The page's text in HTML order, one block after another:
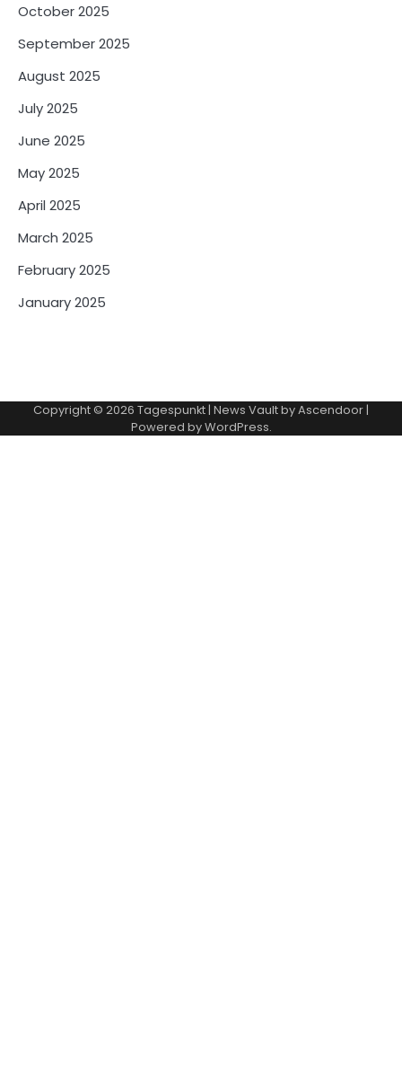
October 2025
September 2025
August 2025
July 2025
June 2025
May 2025
April 2025
March 2025
February 2025
January 2025
Copyright © 2026 Tagespunkt| News Vault byAscendoor|
Powered byWordPress.